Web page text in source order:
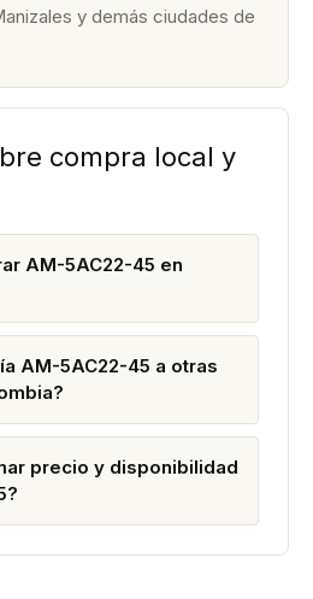
y demás ciudades de
compra local y
AM-5AC22-45 en
AM-5AC22-45 a otras
precio y disponibilidad